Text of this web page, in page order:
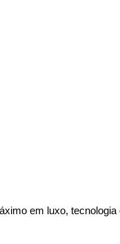
em luxo,